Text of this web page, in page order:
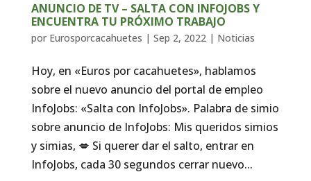
ANUNCIO DE TV – SALTA CON INFOJOBS Y
ENCUENTRA TU PRÓXIMO TRABAJO
por Eurosporcacahuetes | Sep 2, 2022| Noticias
Hoy, en «Euros por cacahuetes», hablamos
sobre el nuevo anuncio del portal de empleo
InfoJobs: «Salta con InfoJobs». Palabra de simio
sobre anuncio de InfoJobs: Mis queridos simios
y simias, 💋 Si querer dar el salto, entrar en
InfoJobs, cada 30 segundos cerrar nuevo...